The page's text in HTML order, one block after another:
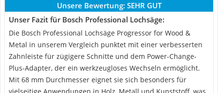
Unsere Bewertung: SEHR GUT
Unser Fazit für Bosch Professional Lochsäge:
Die Bosch Professional Lochsäge Progressor for Wood &
Metal in unserem Vergleich punktet mit einer verbesserten
Zahnleiste für zügigere Schnitte und dem Power-Change-
Plus-Adapter, der ein werkzeugloses Wechseln ermöglicht.
Mit 68 mm Durchmesser eignet sie sich besonders für